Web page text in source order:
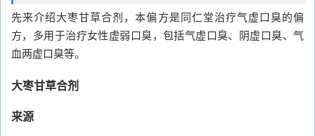
先来介绍大枣甘草合剂，本偏方是同仁堂治疗气虚口臭的偏
方，多用于治疗女性虚弱口臭，包括气虚口臭、阴虚口臭、气
血两虚口臭等。
大枣甘草合剂
来源